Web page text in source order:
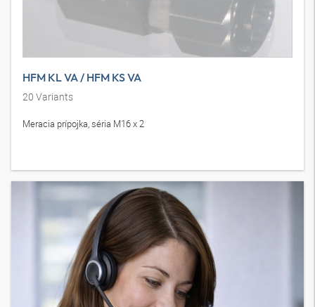
HFM KL VA / HFM KS VA
20 Variants
Meracia prípojka, séria M16 x 2